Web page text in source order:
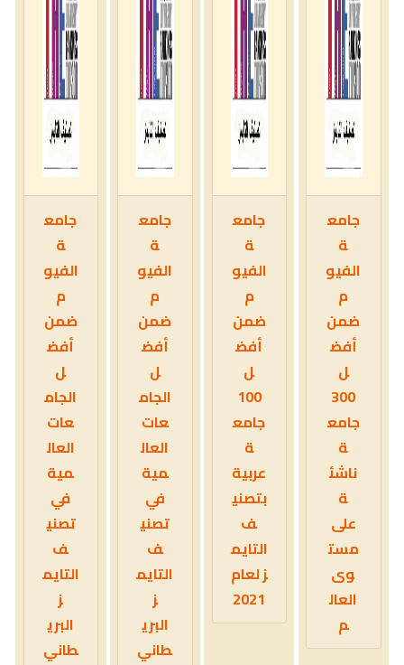
جامع
ة
الفيو
م
ضمن
أفض
ل
300
جامع
ة
ناشئ
ة
على
مست
وى
العال
م
جامع
ة
الفيو
م
ضمن
أفض
ل
100
جامع
ة
عربية
بتصني
ف
التايم
ز لعام
2021
جامع
ة
الفيو
م
ضمن
أفض
ل
الجام
عات
العال
مية
في
تصني
ف
التايم
ز
البري
طاني
جامع
ة
الفيو
م
ضمن
أفض
ل
الجام
عات
العال
مية
في
تصني
ف
التايم
ز
البري
طاني